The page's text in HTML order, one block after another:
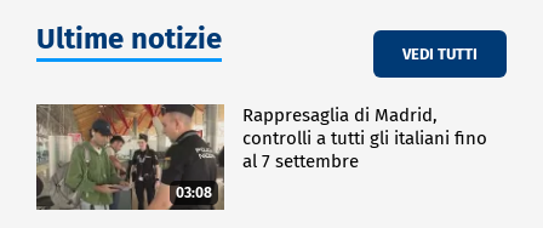
Ultime notizie VEDI TUTTI
03:08
Rappresaglia di Madrid,
controlli a tutti gli italiani fino
al 7 settembre